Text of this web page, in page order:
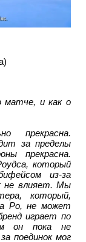
матче, и как о
прекрасна.
за пределы
прекрасна.
который
из-за
не влияет. Мы
который,
Ро, не может
играет по
он пока не
поединок мог